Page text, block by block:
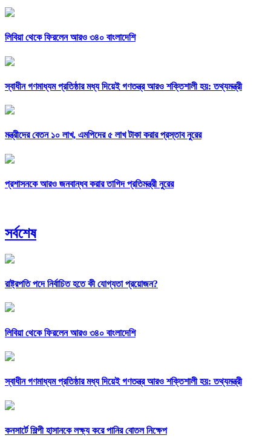
লিবিয়া থেকে ফিরলেন আরও ৩৪০ বাংলাদেশি
স্বাধীন গণমাধ্যম প্রতিষ্ঠার মধ্য দিয়েই গণতন্ত্র আরও শক্তিশালী হয়: তথ্যমন্ত্রী
মন্ত্রীদের বেতন ১০ লাখ, এমপিদের ৫ লাখ টাকা করার প্রস্তাব নুরের
প্রশাসনকে আরও জনবান্ধব করার তাগিদ প্রতিমন্ত্রী নুরের
সর্বশেষ
রাষ্ট্রপতি পদে নির্বাচিত হতে কী যোগ্যতা প্রয়োজন?
লিবিয়া থেকে ফিরলেন আরও ৩৪০ বাংলাদেশি
স্বাধীন গণমাধ্যম প্রতিষ্ঠার মধ্য দিয়েই গণতন্ত্র আরও শক্তিশালী হয়: তথ্যমন্ত্রী
কনসার্টে শিল্পী হাসানকে লক্ষ্য করে পানির বোতল নিক্ষেপ